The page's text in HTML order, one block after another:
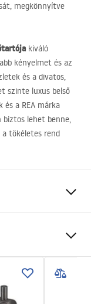
megkönnyítve
kiváló
kényelmet és az
és a divatos,
szinte luxus belső
és a REA márka
biztos lehet benne,
a tökéletes rend
_24.pdf